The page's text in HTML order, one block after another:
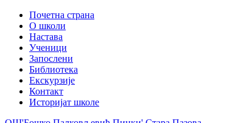
Почетна страна
О школи
Настава
Ученици
Запослени
Библиотека
Екскурзије
Контакт
Историјат школе